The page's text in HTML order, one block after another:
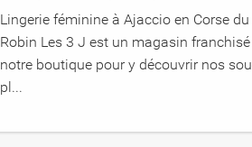
Lingerie féminine à Ajaccio en Corse
Robin Les 3 J est un magasin
notre boutique pour y découvrir nos
pl...